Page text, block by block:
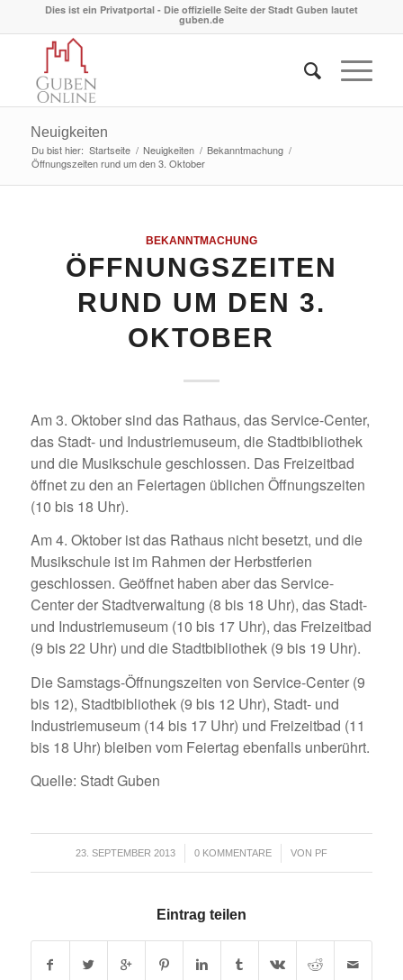
Dies ist ein Privatportal - Die offizielle Seite der Stadt Guben lautet
guben.de
Neuigkeiten
Du bist hier: Startseite / Neuigkeiten / Bekanntmachung /
Öffnungszeiten rund um den 3. Oktober
BEKANNTMACHUNG
ÖFFNUNGSZEITEN
RUND UM DEN 3.
OKTOBER
Am 3. Oktober sind das Rathaus, das Service-Center,
das Stadt- und Industriemuseum, die Stadtbibliothek
und die Musikschule geschlossen. Das Freizeitbad
öffnet zu den an Feiertagen üblichen Öffnungszeiten
(10 bis 18 Uhr).
Am 4. Oktober ist das Rathaus nicht besetzt, und die
Musikschule ist im Rahmen der Herbstferien
geschlossen. Geöffnet haben aber das Service-
Center der Stadtverwaltung (8 bis 18 Uhr), das Stadt-
und Industriemuseum (10 bis 17 Uhr), das Freizeitbad
(9 bis 22 Uhr) und die Stadtbibliothek (9 bis 19 Uhr).
Die Samstags-Öffnungszeiten von Service-Center (9
bis 12), Stadtbibliothek (9 bis 12 Uhr), Stadt- und
Industriemuseum (14 bis 17 Uhr) und Freizeitbad (11
bis 18 Uhr) bleiben vom Feiertag ebenfalls unberührt.
Quelle: Stadt Guben
23. SEPTEMBER 2013
/ 0 KOMMENTARE
/ VON PF
Eintrag teilen